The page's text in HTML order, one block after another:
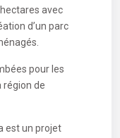
avec
d’un parc
pour les
région de
est un projet